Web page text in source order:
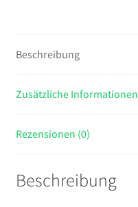
IP67
Rohrkamera
5
1,5
Beschreibung
Zusätzliche Informationen
Rezensionen (0)
Beschreibung